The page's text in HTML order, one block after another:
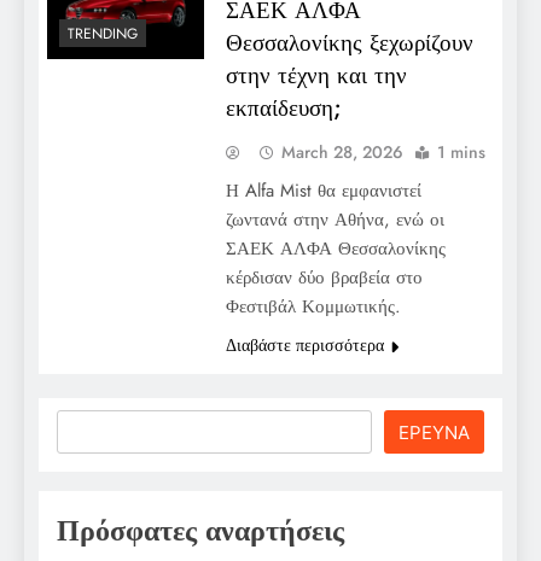
TRENDING
ΣΑΕΚ ΑΛΦΑ
Θεσσαλονίκης ξεχωρίζουν
στην τέχνη και την
εκπαίδευση;
March 28, 2026 1 mins
Η Alfa Mist θα εμφανιστεί
ζωντανά στην Αθήνα, ενώ οι
ΣΑΕΚ ΑΛΦΑ Θεσσαλονίκης
κέρδισαν δύο βραβεία στο
Φεστιβάλ Κομμωτικής.
Διαβάστε περισσότερα
ΕΡΕΥΝΑ
Πρόσφατες αναρτήσεις